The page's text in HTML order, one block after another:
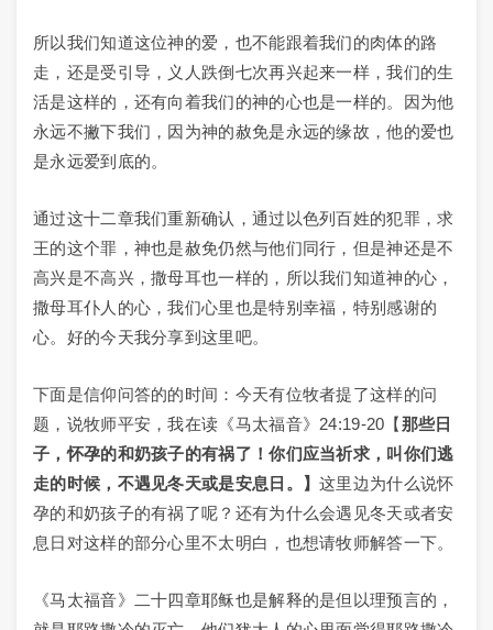
所以我们知道这位神的爱，也不能跟着我们的肉体的路
走，还是受引导，义人跌倒七次再兴起来一样，我们的生
活是这样的，还有向着我们的神的心也是一样的。因为他
永远不撇下我们，因为神的赦免是永远的缘故，他的爱也
是永远爱到底的。
通过这十二章我们重新确认，通过以色列百姓的犯罪，求
王的这个罪，神也是赦免仍然与他们同行，但是神还是不
高兴是不高兴，撒母耳也一样的，所以我们知道神的心，
撒母耳仆人的心，我们心里也是特别幸福，特别感谢的
心。好的今天我分享到这里吧。
下面是信仰问答的的时间：今天有位牧者提了这样的问
题，说牧师平安，我在读《马太福音》24:19-20【那些日
子，怀孕的和奶孩子的有祸了！你们应当祈求，叫你们逃
走的时候，不遇见冬天或是安息日。】这里边为什么说怀
孕的和奶孩子的有祸了呢？还有为什么会遇见冬天或者安
息日对这样的部分心里不太明白，也想请牧师解答一下。
《马太福音》二十四章耶稣也是解释的是但以理预言的，